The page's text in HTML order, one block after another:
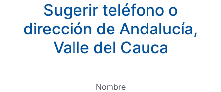
Sugerir teléfono o
dirección de Andalucía,
Valle del Cauca
Nombre